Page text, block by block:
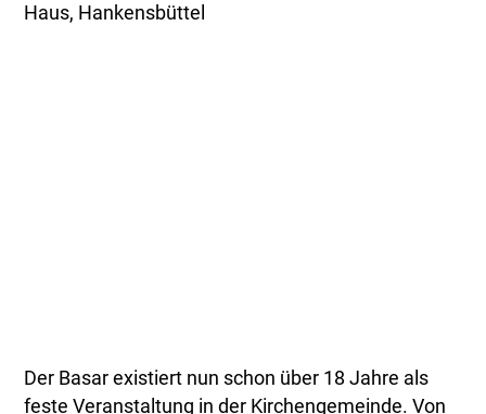
Haus, Hankensbüttel
Der Basar existiert nun schon über 18 Jahre als
feste Veranstaltung in der Kirchengemeinde. Von